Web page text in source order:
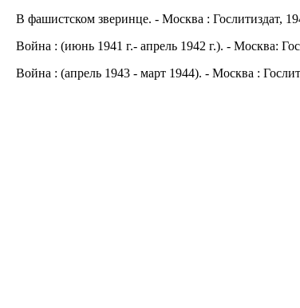
В фашистском зверинце. - Москва : Гослитиздат,
Война : (июнь 1941 г.- апрель 1942 г.). - Москва:
Война : (апрель 1943 - март 1944). - Москва :